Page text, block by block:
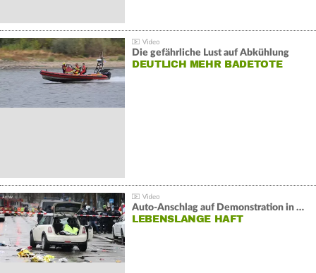
Die gefährliche Lust auf Abkühlung
DEUTLICH MEHR BADETOTE
Auto-Anschlag auf Demonstration in München:
LEBENSLANGE HAFT